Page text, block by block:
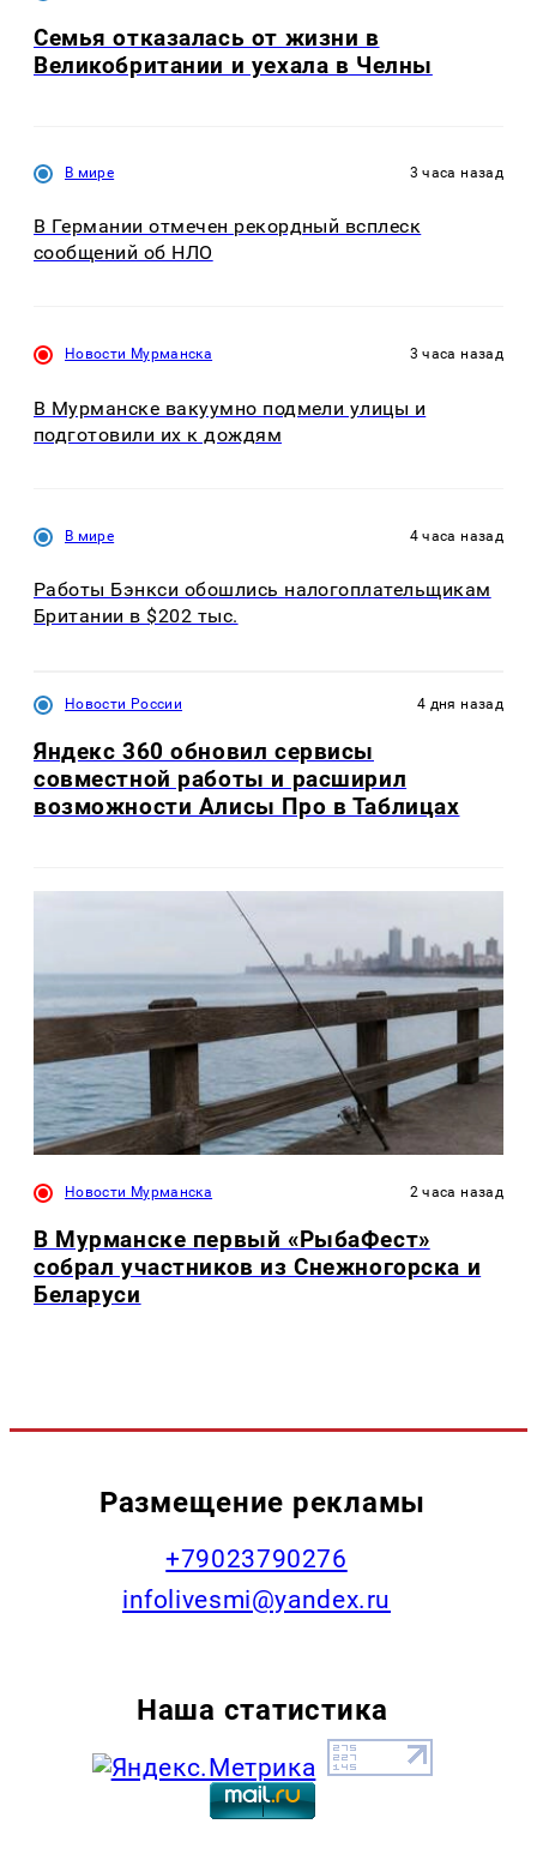
Семья отказалась от жизни в
Великобритании и уехала в Челны
В мире 3 часа назад
В Германии отмечен рекордный всплеск
сообщений об НЛО
Новости Мурманска 3 часа назад
В Мурманске вакуумно подмели улицы и
подготовили их к дождям
В мире 4 часа назад
Работы Бэнкси обошлись налогоплательщикам
Британии в $202 тыс.
Новости России 4 дня назад
Яндекс 360 обновил сервисы
совместной работы и расширил
возможности Алисы Про в Таблицах
Новости Мурманска 2 часа назад
В Мурманске первый «РыбаФест»
собрал участников из Снежногорска и
Беларуси
Размещение рекламы
+79023790276
infolivesmi@yandex.ru
Наша статистика